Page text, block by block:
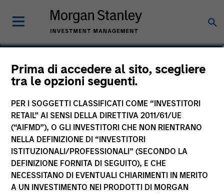
Prima di accedere al sito, scegliere
tra le opzioni seguenti.
PER I SOGGETTI CLASSIFICATI COME “INVESTITORI
RETAIL” AI SENSI DELLA DIRETTIVA 2011/61/UE
(“AIFMD”), O GLI INVESTITORI CHE NON RIENTRANO
NELLA DEFINIZIONE DI “INVESTITORI
ISTITUZIONALI/PROFESSIONALI” (SECONDO LA
DEFINIZIONE FORNITA DI SEGUITO), E CHE
NECESSITANO DI EVENTUALI CHIARIMENTI IN MERITO
A UN INVESTIMENTO NEI PRODOTTI DI MORGAN
Greg Heywood
Vice President